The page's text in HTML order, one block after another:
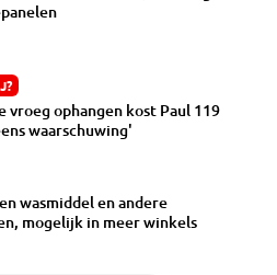
vroeg ophangen kost Paul 119
waarschuwing'
wasmiddel en andere
mogelijk in meer winkels